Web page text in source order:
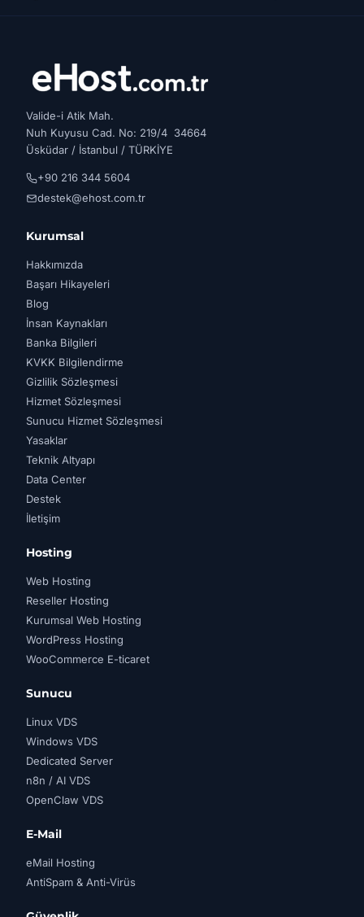
Valide-i Atik Mah.
Nuh Kuyusu Cad. No: 219/4 34664
Üsküdar / İstanbul / TÜRKİYE
+90 216 344 5604
destek@ehost.com.tr
Kurumsal
Hakkımızda
Başarı Hikayeleri
Blog
İnsan Kaynakları
Banka Bilgileri
KVKK Bilgilendirme
Gizlilik Sözleşmesi
Hizmet Sözleşmesi
Sunucu Hizmet Sözleşmesi
Yasaklar
Teknik Altyapı
Data Center
Destek
İletişim
Hosting
Web Hosting
Reseller Hosting
Kurumsal Web Hosting
WordPress Hosting
WooCommerce E-ticaret
Sunucu
Linux VDS
Windows VDS
Dedicated Server
n8n / AI VDS
OpenClaw VDS
E-Mail
eMail Hosting
AntiSpam & Anti-Virüs